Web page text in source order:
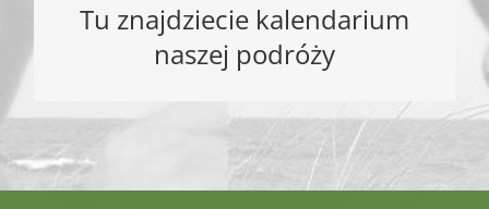
Tu znajdziecie kalendarium
naszej podróży
Sprawdź gdzie teraz jesteśmy